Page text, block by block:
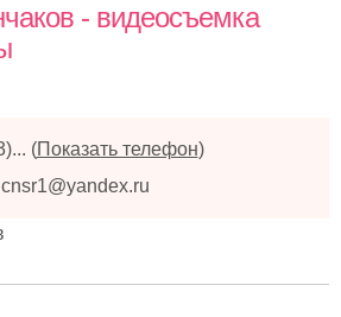
- видеосъемка
(Показать телефон)
cnsr1@yandex.ru